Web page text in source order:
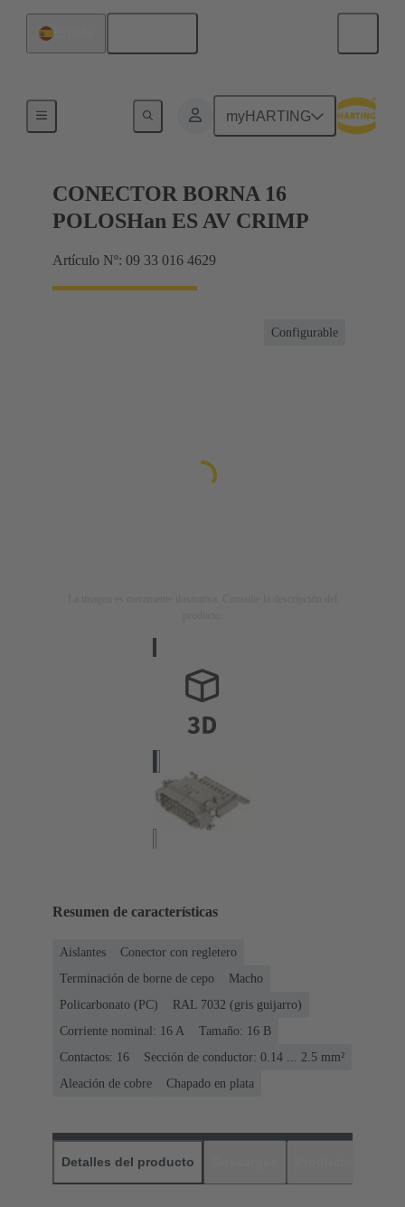
myHARTING
Conector con regletero
CONECTOR BORNA 16
POLOSHan ES AV CRIMP
Artículo Nº: 09 33 016 4629
Configurable
Resumen de características
Aislantes
Conector con regletero
Terminación de borne de cepo
Macho
Policarbonato (PC)
RAL 7032 (gris guijarro)
Corriente nominal: ‌16 A
Tamaño: 16 B
Contactos: 16
Sección de conductor: 0.14 ... 2.5 mm²
Aleación de cobre
Chapado en plata
Detalles del producto